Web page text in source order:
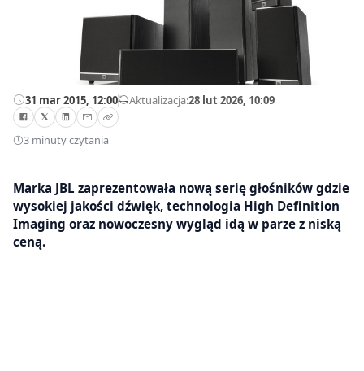
31 mar 2015, 12:00—Aktualizacja:28 lut 2026, 10:09
3 minuty czytania
Marka JBL zaprezentowała nową serię głośników gdzie
wysokiej jakości dźwięk, technologia High Definition
Imaging oraz nowoczesny wygląd idą w parze z niską
ceną.